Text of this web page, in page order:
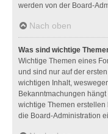
werden von der Board-
Nach oben
Was sind wichtige
Wichtige Themen eines
und sind nur auf der
wichtigen Inhalt,
Bekanntmachungen
wichtige Themen
die Board-Administration